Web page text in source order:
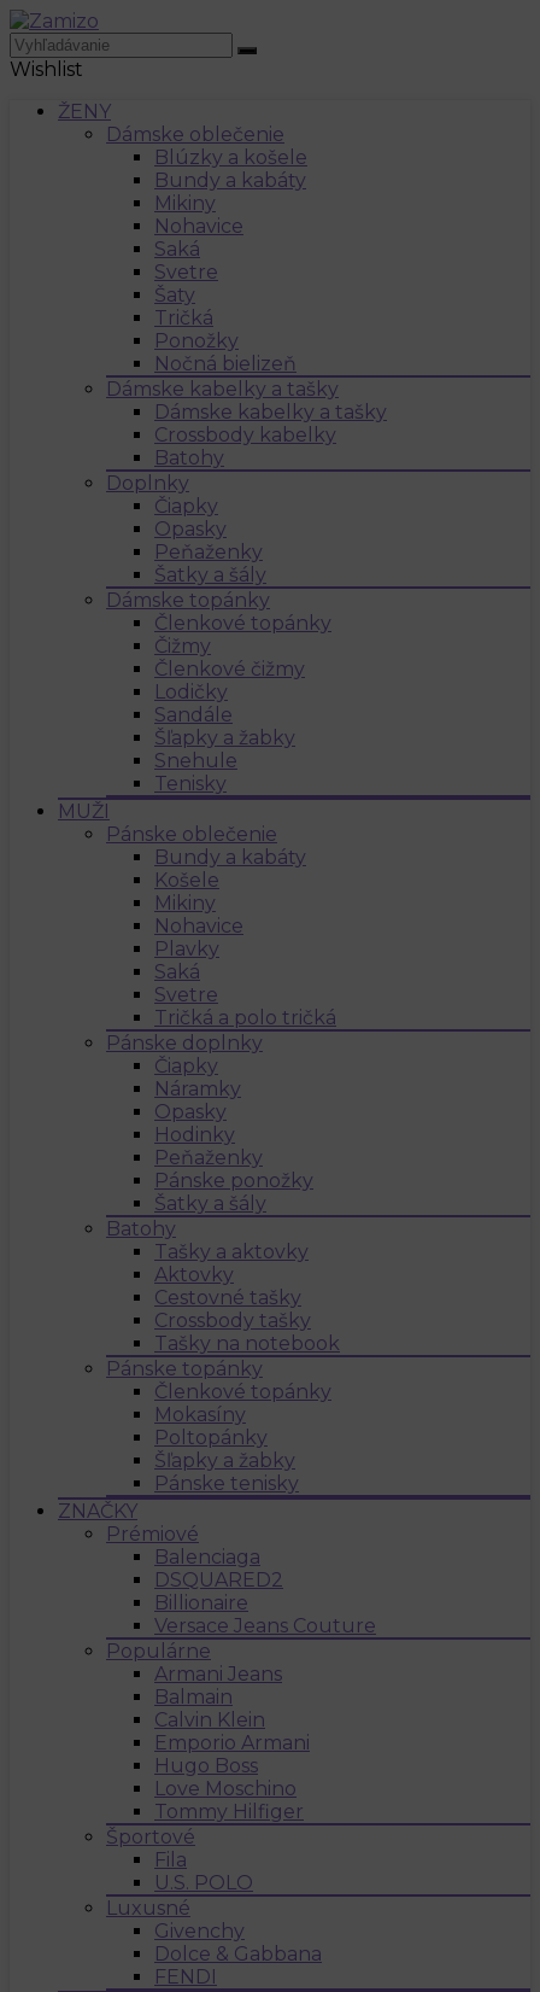
Wishlist
ŽENY
Dámske oblečenie
Blúzky a košele
Bundy a kabáty
Mikiny
Nohavice
Saká
Svetre
Šaty
Tričká
Ponožky
Nočná bielizeň
Dámske kabelky a tašky
Dámske kabelky a tašky
Crossbody kabelky
Batohy
Doplnky
Čiapky
Opasky
Peňaženky
Šatky a šály
Dámske topánky
Členkové topánky
Čižmy
Členkové čižmy
Lodičky
Sandále
Šľapky a žabky
Snehule
Tenisky
MUŽI
Pánske oblečenie
Bundy a kabáty
Košele
Mikiny
Nohavice
Plavky
Saká
Svetre
Tričká a polo tričká
Pánske doplnky
Čiapky
Náramky
Opasky
Hodinky
Peňaženky
Pánske ponožky
Šatky a šály
Batohy
Tašky a aktovky
Aktovky
Cestovné tašky
Crossbody tašky
Tašky na notebook
Pánske topánky
Členkové topánky
Mokasíny
Poltopánky
Šľapky a žabky
Pánske tenisky
ZNAČKY
Prémiové
Balenciaga
DSQUARED2
Billionaire
Versace Jeans Couture
Populárne
Armani Jeans
Balmain
Calvin Klein
Emporio Armani
Hugo Boss
Love Moschino
Tommy Hilfiger
Športové
Fila
U.S. POLO
Luxusné
Givenchy
Dolce & Gabbana
FENDI